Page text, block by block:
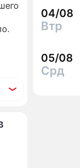
04/08
Втр
05/08
Срд